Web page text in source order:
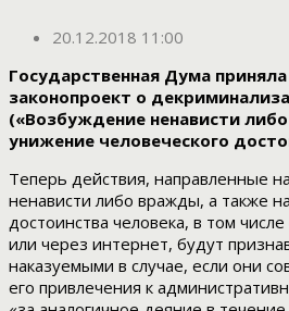
20.12.2018 11:00
Государственная Дума
законопроект о
(«Возбуждение ненависти
унижение человеческого
Теперь действия, направленные
ненависти либо вражды, а также
достоинства человека, в том
или через интернет, будут
наказуемыми в случае, если они
его привлечения к